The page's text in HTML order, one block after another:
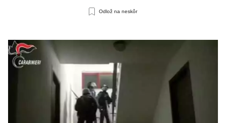
Odlož na neskôr